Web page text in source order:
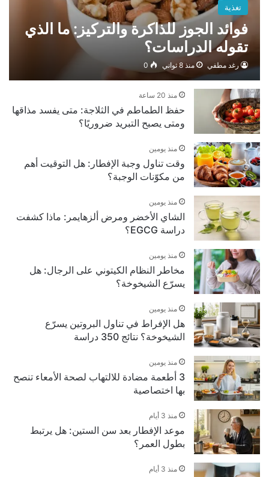
تغذية
فوائد الجوز للذاكرة والتركيز: ما الذي
تقوله الدراسات؟
رغد مطفي منذ 8 ثواني 0
منذ 20 ساعة
حفظ الطماطم في الثلاجة: متى يفسد مذاقها
ومتى يصبح التبريد ضروريًا؟
منذ يومين
وقت تناول وجبة الإفطار: هل التوقيت أهم
من مكوّنات الوجبة؟
منذ يومين
الشاي الأخضر ومرض ألزهايمر: ماذا كشفت
دراسة EGCG؟
منذ يومين
مخاطر النظام الكيتوني على الرجال: هل
يسرّع الشيخوخة؟
منذ يومين
هل الإفراط في تناول البروتين يسرّع
الشيخوخة؟ نتائج 350 دراسة
منذ يومين
3 أطعمة مضادة للالتهاب لصحة الأمعاء تنصح
بها اختصاصية
منذ 3 أيام
موعد الإفطار بعد سن الستين: هل يرتبط
بطول العمر؟
منذ 3 أيام